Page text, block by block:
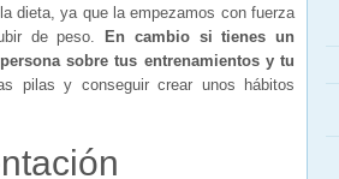
dieta, ya que la empezamos con fuerza
de peso.
En cambio si tienes un
sobre tus entrenamientos y tu
pilas y conseguir crear unos hábitos